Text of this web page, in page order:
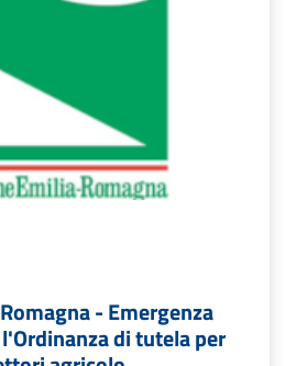
- Emergenza
di tutela per